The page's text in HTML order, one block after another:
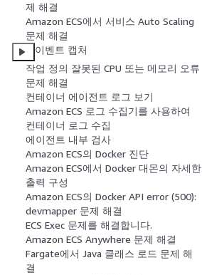
제 해결
Amazon ECS에서 서비스 Auto Scaling
문제 해결
이벤트 캡처
작업 정의 잘못된 CPU 또는 메모리 오류
문제 해결
컨테이너 에이전트 로그 보기
Amazon ECS 로그 수집기를 사용하여
컨테이너 로그 수집
에이전트 내부 검사
Amazon ECS의 Docker 진단
Amazon ECS에서 Docker 대몬의 자세한
출력 구성
Amazon ECS의 Docker API error (500):
devmapper 문제 해결
ECS Exec 문제를 해결합니다.
Amazon ECS Anywhere 문제 해결
Fargate에서 Java 클래스 로드 문제 해
결